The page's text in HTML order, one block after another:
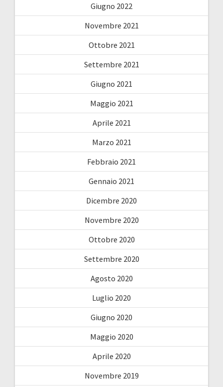
Giugno 2022
Novembre 2021
Ottobre 2021
Settembre 2021
Giugno 2021
Maggio 2021
Aprile 2021
Marzo 2021
Febbraio 2021
Gennaio 2021
Dicembre 2020
Novembre 2020
Ottobre 2020
Settembre 2020
Agosto 2020
Luglio 2020
Giugno 2020
Maggio 2020
Aprile 2020
Novembre 2019